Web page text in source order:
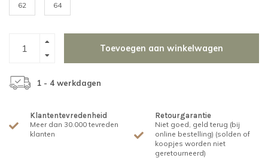
62 64
Toevoegen aan winkelwagen
1 - 4 werkdagen
Klantentevredenheid
Meer dan 30.000 tevreden
klanten
Retourgarantie
Niet goed, geld terug (bij
online bestelling) (solden of
koopjes worden niet
geretourneerd)